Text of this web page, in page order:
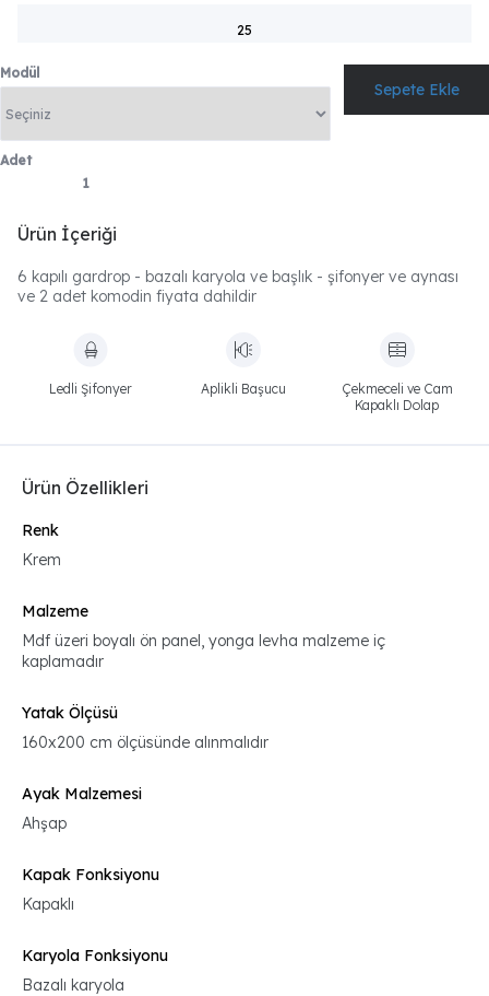
25
Modül
Adet
Ürün İçeriği
6 kapılı gardrop - bazalı karyola ve başlık - şifonyer ve aynası
ve 2 adet komodin fiyata dahildir
Ledli Şifonyer Aplikli Başucu
Çekmeceli ve Cam
Kapaklı Dolap
Ürün Özellikleri
Renk
Krem
Malzeme
Mdf üzeri boyalı ön panel, yonga levha malzeme iç
kaplamadır
Yatak Ölçüsü
160x200 cm ölçüsünde alınmalıdır
Ayak Malzemesi
Ahşap
Kapak Fonksiyonu
Kapaklı
Karyola Fonksiyonu
Bazalı karyola